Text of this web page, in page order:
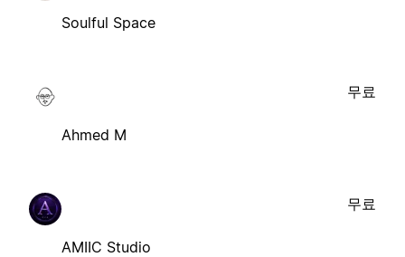
Soulful Space
Ahmed M
무료
AMIIC Studio
무료